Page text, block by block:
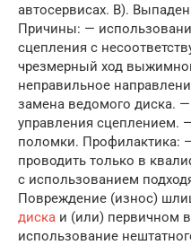
автосервисах. В).
Причины: —
сцепления с
чрезмерный ход
неправильное
замена ведомого диска.
управления сцеплением.
поломки. Профилактика:
проводить только в
с использованием
Повреждение (износ)
диска и (или) первичном
использование